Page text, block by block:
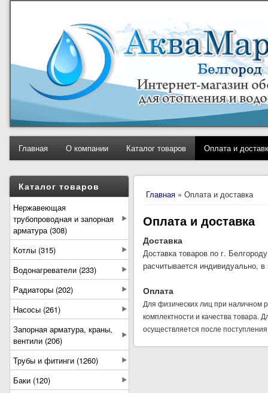
Главная О компании Каталог товаров Оплата и
Главная» Оплата и доставка
Оплата и доставка
Доставка
Доставка товаров по г.
расчитывается индивидуально,
Оплата
Для физических лиц при наличном
комплектности и качества товара.
осуществляется после
Каталог товаров
Нержавеющая
трубопроводная и запорная
арматура (308)
Котлы (315)
Водонагреватели (233)
Радиаторы (202)
Насосы (261)
Запорная арматура, краны,
вентили (206)
Трубы и фитинги (1260)
Баки (120)